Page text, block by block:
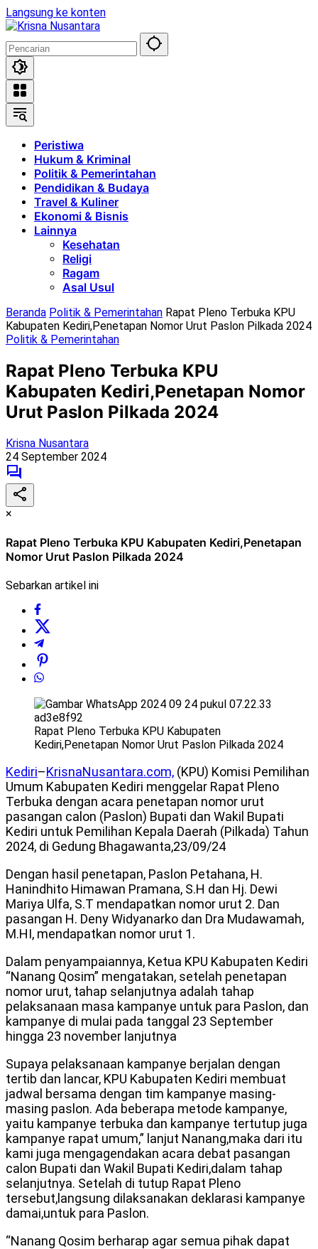
Langsung ke konten
Peristiwa
Hukum & Kriminal
Politik & Pemerintahan
Pendidikan & Budaya
Travel & Kuliner
Ekonomi & Bisnis
Lainnya
Kesehatan
Religi
Ragam
Asal Usul
Beranda Politik & Pemerintahan Rapat Pleno Terbuka KPU
Kabupaten Kediri,Penetapan Nomor Urut Paslon Pilkada 2024
Politik & Pemerintahan
Rapat Pleno Terbuka KPU
Kabupaten Kediri,Penetapan Nomor
Urut Paslon Pilkada 2024
Krisna Nusantara
24 September 2024
×
Rapat Pleno Terbuka KPU Kabupaten Kediri,Penetapan
Nomor Urut Paslon Pilkada 2024
Sebarkan artikel ini
Rapat Pleno Terbuka KPU Kabupaten
Kediri,Penetapan Nomor Urut Paslon Pilkada 2024
Kediri–KrisnaNusantara.com, (KPU) Komisi Pemilihan
Umum Kabupaten Kediri menggelar Rapat Pleno
Terbuka dengan acara penetapan nomor urut
pasangan calon (Paslon) Bupati dan Wakil Bupati
Kediri untuk Pemilihan Kepala Daerah (Pilkada) Tahun
2024, di Gedung Bhagawanta,23/09/24
Dengan hasil penetapan, Paslon Petahana, H.
Hanindhito Himawan Pramana, S.H dan Hj. Dewi
Mariya Ulfa, S.T mendapatkan nomor urut 2. Dan
pasangan H. Deny Widyanarko dan Dra Mudawamah,
M.HI, mendapatkan nomor urut 1.
Dalam penyampaiannya, Ketua KPU Kabupaten Kediri
“Nanang Qosim” mengatakan, setelah penetapan
nomor urut, tahap selanjutnya adalah tahap
pelaksanaan masa kampanye untuk para Paslon, dan
kampanye di mulai pada tanggal 23 September
hingga 23 november lanjutnya
Supaya pelaksanaan kampanye berjalan dengan
tertib dan lancar, KPU Kabupaten Kediri membuat
jadwal bersama dengan tim kampanye masing-
masing paslon. Ada beberapa metode kampanye,
yaitu kampanye terbuka dan kampanye tertutup juga
kampanye rapat umum,” lanjut Nanang,maka dari itu
kami juga mengagendakan acara debat pasangan
calon Bupati dan Wakil Bupati Kediri,dalam tahap
selanjutnya. Setelah di tutup Rapat Pleno
tersebut,langsung dilaksanakan deklarasi kampanye
damai,untuk para Paslon.
“Nanang Qosim berharap agar semua pihak dapat